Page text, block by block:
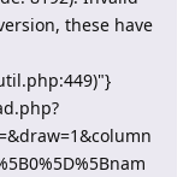
these have